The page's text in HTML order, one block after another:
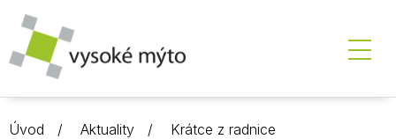
Úvod Aktuality Krátce z radnice